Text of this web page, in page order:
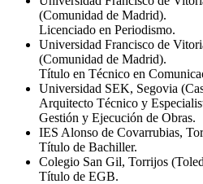
(Comunidad de Madrid).
Licenciado en Periodismo.
Universidad Francisco de
(Comunidad de Madrid).
Título en Técnico en
Universidad SEK, Segovia
Arquitecto Técnico y
Gestión y Ejecución de Obras.
IES Alonso de Covarrubias,
Título de Bachiller.
Colegio San Gil, Torrijos
Título de EGB.